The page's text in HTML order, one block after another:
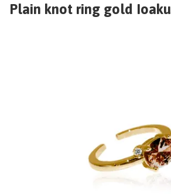
Plain knot ring gold Ioaku